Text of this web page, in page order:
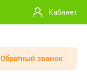
Кабинет
Обратный звонок